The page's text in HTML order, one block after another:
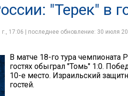
"Терек" в
17:06 | последнее обновление: 30 июля
В матче 18-го тура чемпионата
гостях обыграл "Томь" 1:0.
10-е место. Израильский
гостей.